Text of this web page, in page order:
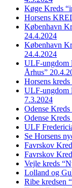
Køge Kreds
Horsens
København
24.4.2024
København
24.4.2024
ULF-ungdom
Århus”
Horsens
ULF-ungdom
7.3.2024
Odense
Odense
ULF
Se Horsens
Favrskov
Favrskov
Vejle kreds
Lolland og
Ribe kredsen